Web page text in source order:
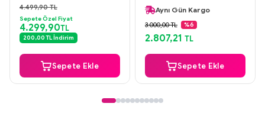
Güvenli Ödeme
Aynı Gün Kargo
4.499,90 TL
Sepete Özel Fiyat
4.299,90TL
200,00 TL İndirim
Sepete Ekle
Aynı Gün Kargo
Orijinal Ürün
Güvenli Ödeme
+3 Hediye Ürün
3.000,00 TL %6
2.807,21 TL
Sepete Ekle